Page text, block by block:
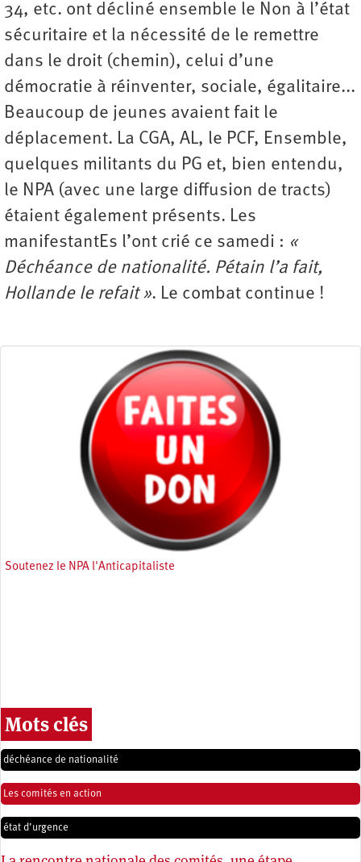
34, etc. ont décliné ensemble le Non à l’état
sécuritaire et la nécessité de le remettre
dans le droit (chemin), celui d’une
démocratie à réinventer, sociale, égalitaire...
Beaucoup de jeunes avaient fait le
déplacement. La CGA, AL, le PCF, Ensemble,
quelques militants du PG et, bien entendu,
le NPA (avec une large diffusion de tracts)
étaient également présents. Les
manifestantEs l’ont crié ce samedi : «
Déchéance de nationalité. Pétain l’a fait,
Hollande le refait ». Le combat continue !
Soutenez le NPA l'Anticapitaliste
Mots clés
déchéance de nationalité
Les comités en action
état d’urgence